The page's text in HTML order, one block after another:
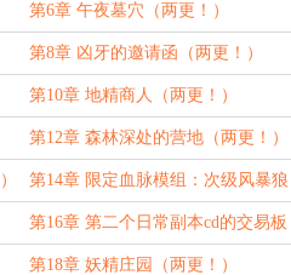
第6章 午夜墓穴（两更！）
第8章 凶牙的邀请函（两更！）
第10章 地精商人（两更！）
第12章 森林深处的营地（两更！）
第14章 限定血脉模组：次级风暴狼
（两更！）
第16章 第二个日常副本cd的交易板
块（两更！）
第18章 妖精庄园（两更！）